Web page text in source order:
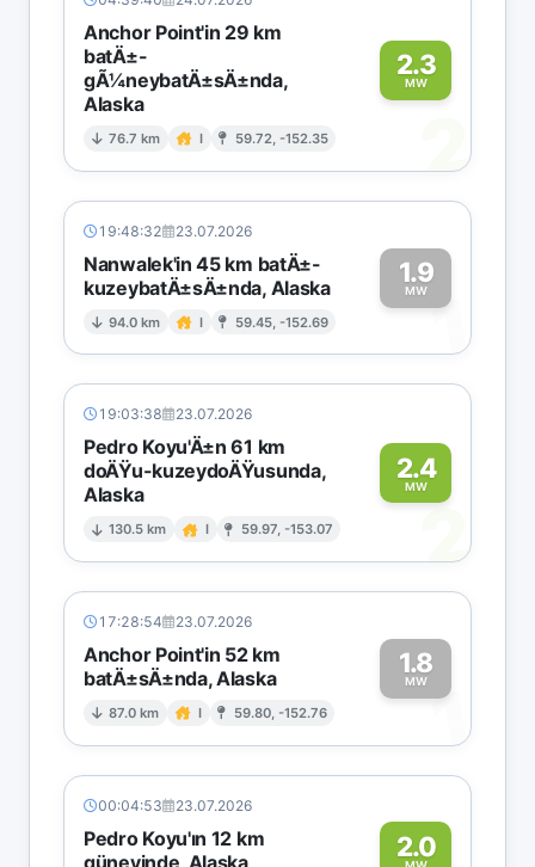
Anchor Point'in 29 km
batÄ±-
gÃ¼neybatÄ±sÄ±nda,
Alaska
76.7 km I 59.72, -152.35
2.3
MW
2
19:48:32 23.07.2026
Nanwalek'in 45 km batÄ±-
kuzeybatÄ±sÄ±nda, Alaska
94.0 km I 59.45, -152.69
1.9
MW1
19:03:38 23.07.2026
Pedro Koyu'Ä±n 61 km
doÄŸu-kuzeydoÄŸusunda,
Alaska
130.5 km I 59.97, -153.07
2.4
MW
2
17:28:54 23.07.2026
Anchor Point'in 52 km
batÄ±sÄ±nda, Alaska
87.0 km I 59.80, -152.76
1.8
MW1
00:04:53 23.07.2026
Pedro Koyu'ın 12 km
güneyinde, Alaska
2.0